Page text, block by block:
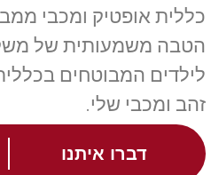
כללית אופטיק ומכבי
הטבה משמעותית של
לילדים המבוטחים
זהב ומכבי שלי.
דברו איתנו